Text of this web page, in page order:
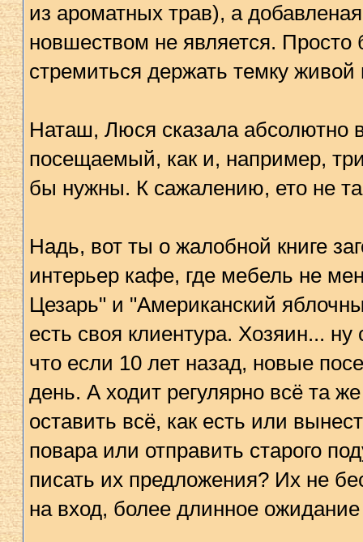
из ароматных трав), а
новшеством не является.
стремиться держать темку
Наташ, Люся сказала
посещаемый, как и, например,
бы нужны. К сажалению, ето не
Надь, вот ты о жалобной книге
интерьер кафе, где мебель не
Цезарь" и "Американский
есть своя клиентура. Хозяин...
что если 10 лет назад, новые
день. А ходит регулярно всё та
оставить всё, как есть или
повара или отправить старого
писать их предложения? Их не
на вход, более длинное